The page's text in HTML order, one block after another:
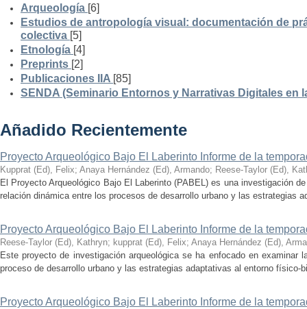
Arqueología [6]
Estudios de antropología visual: documentación de
colectiva [5]
Etnología [4]
Preprints [2]
Publicaciones IIA [85]
SENDA (Seminario Entornos y Narrativas Digitales en
Añadido Recientemente
Proyecto Arqueológico Bajo El Laberinto Informe de la
Kupprat (Ed), Felix; Anaya Hernández (Ed), Armando; Reese-Taylor (Ed),
El Proyecto Arqueológico Bajo El Laberinto (PABEL) es una investigación
relación dinámica entre los procesos de desarrollo urbano y las estrategias
Proyecto Arqueológico Bajo El Laberinto Informe de la
Reese-Taylor (Ed), Kathryn; kupprat (Ed), Felix; Anaya Hernández (Ed),
Este proyecto de investigación arqueológica se ha enfocado en examinar
proceso de desarrollo urbano y las estrategias adaptativas al entorno físico-
Proyecto Arqueológico Bajo El Laberinto Informe de la